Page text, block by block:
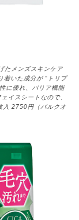
たメンズスキンケア
着いた成分が “トリプ
に優れ、バリア機能
イスシートなので、
入 2750円（バルクオ